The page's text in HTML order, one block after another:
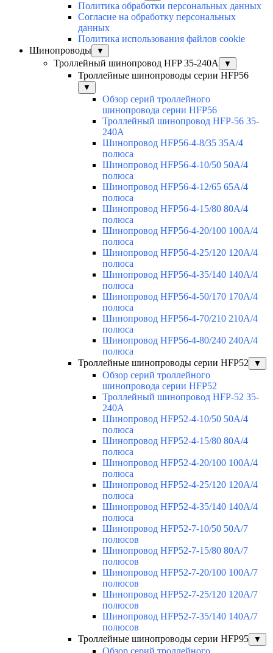
Политика обработки персональных данных
Согласие на обработку персональных
данных
Политика использования файлов cookie
Шинопроводы
▼
Троллейный шинопровод HFP 35-240А ▼
Троллейные шинопроводы серии HFP56
▼
Обзор серий троллейного
шинопровода серии HFP56
Троллейный шинопровод HFP-56 35-
240А
Шинопровод HFP56-4-8/35 35А/4
полюса
Шинопровод HFP56-4-10/50 50А/4
полюса
Шинопровод HFP56-4-12/65 65А/4
полюса
Шинопровод HFP56-4-15/80 80А/4
полюса
Шинопровод HFP56-4-20/100 100А/4
полюса
Шинопровод HFP56-4-25/120 120А/4
полюса
Шинопровод HFP56-4-35/140 140А/4
полюса
Шинопровод HFP56-4-50/170 170А/4
полюса
Шинопровод HFP56-4-70/210 210А/4
полюса
Шинопровод HFP56-4-80/240 240А/4
полюса
Троллейные шинопроводы серии HFP52
▼
Обзор серий троллейного
шинопровода серии HFP52
Троллейный шинопровод HFP-52 35-
240А
Шинопровод HFP52-4-10/50 50A/4
полюса
Шинопровод HFP52-4-15/80 80A/4
полюса
Шинопровод HFP52-4-20/100 100А/4
полюса
Шинопровод HFP52-4-25/120 120А/4
полюса
Шинопровод HFP52-4-35/140 140А/4
полюса
Шинопровод HFP52-7-10/50 50А/7
полюсов
Шинопровод HFP52-7-15/80 80А/7
полюсов
Шинопровод HFP52-7-20/100 100А/7
полюсов
Шинопровод HFP52-7-25/120 120А/7
полюсов
Шинопровод HFP52-7-35/140 140А/7
полюсов
Троллейные шинопроводы серии HFP95
▼